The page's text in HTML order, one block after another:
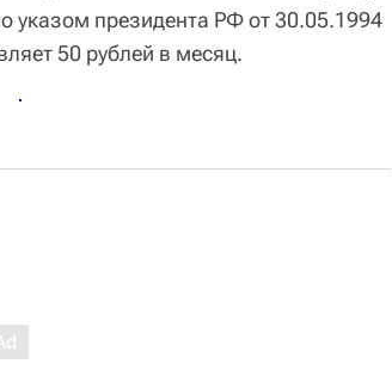
указом президента РФ от 30.05.1994
50 рублей в месяц.